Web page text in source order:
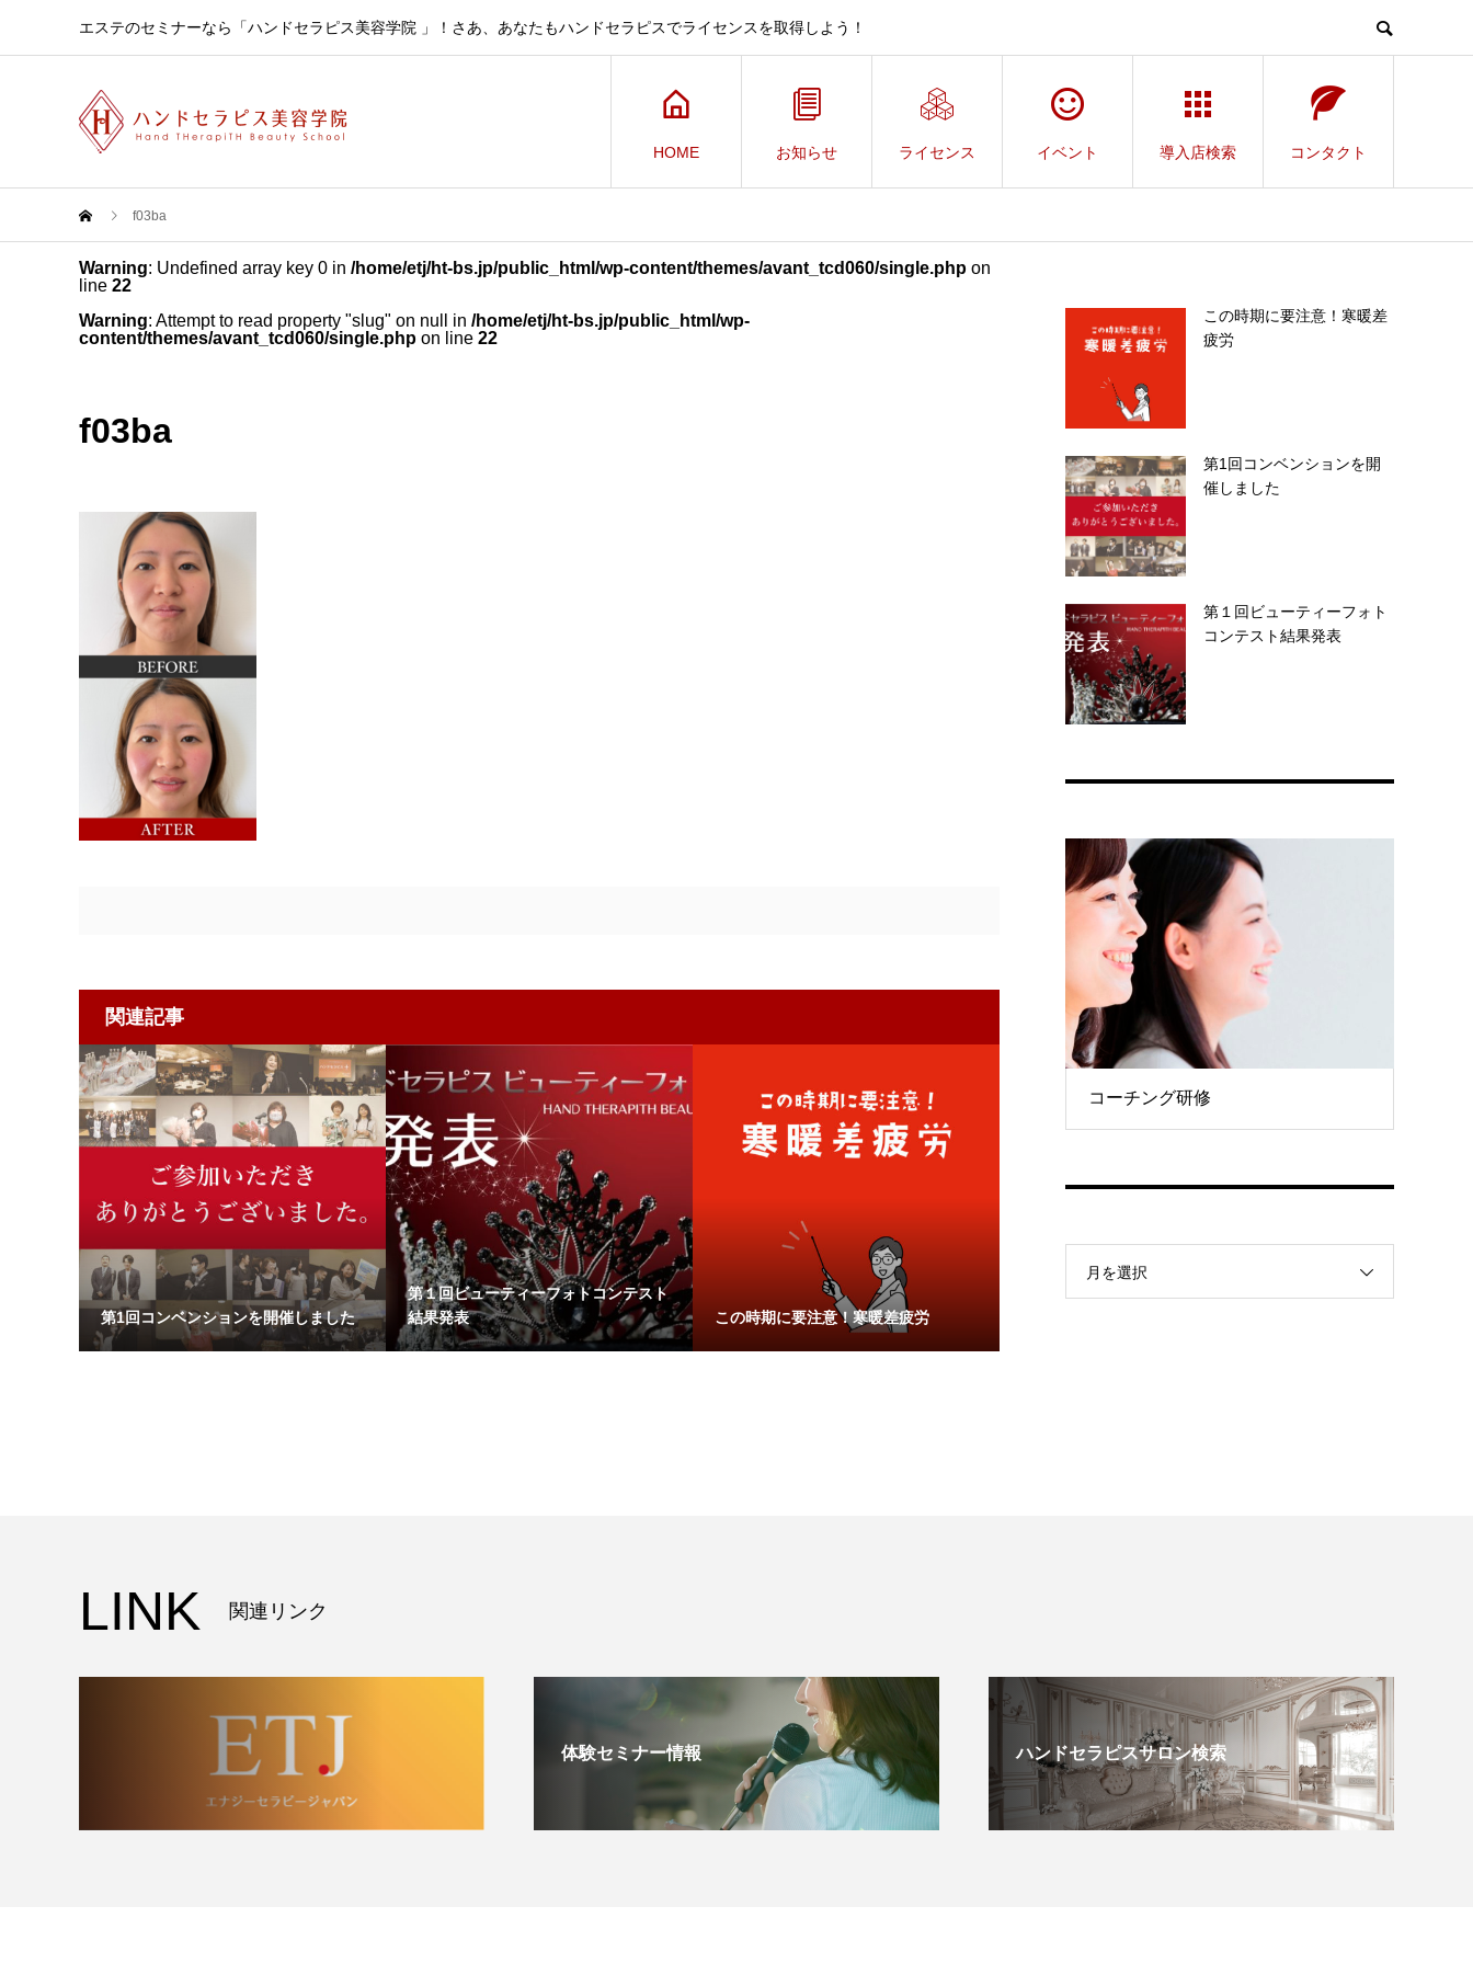
エステのセミナーなら「ハンドセラピス美容学院 」！さあ、あなたもハンドセラピスでライセンスを取得しよう！
HOME お知らせ ライセンス イベント 導入店検索 コンタクト
f03ba
Warning: Undefined array key 0 in /home/etj/ht-bs.jp/public_html/wp-content/themes/avant_tcd060/single.php on
line 22
Warning: Attempt to read property "slug" on null in /home/etj/ht-bs.jp/public_html/wp-
content/themes/avant_tcd060/single.php on line 22
f03ba
関連記事
第1回コンベンションを開催しました
第１回ビューティーフォトコンテスト
結果発表
この時期に要注意！寒暖差疲労
この時期に要注意！寒暖差
疲労
第1回コンベンションを開
催しました
第１回ビューティーフォト
コンテスト結果発表
コーチング研修
月を選択
LINK 関連リンク
体験セミナー情報 ハンドセラピスサロン検索